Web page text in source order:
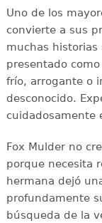
Uno de los
convierte a sus
muchas historias
presentado
frío, arrogante o
desconocido.
cuidadosamente
Fox Mulder no
porque necesita
hermana dejó
profundamente
búsqueda de la